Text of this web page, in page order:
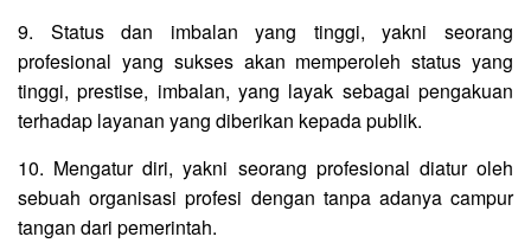
9. Status dan imbalan yang tinggi, yakni seorang
profesional yang sukses akan memperoleh status yang
tinggi, prestise, imbalan, yang layak sebagai pengakuan
terhadap layanan yang diberikan kepada publik.
10. Mengatur diri, yakni seorang profesional diatur oleh
sebuah organisasi profesi dengan tanpa adanya campur
tangan dari pemerintah.